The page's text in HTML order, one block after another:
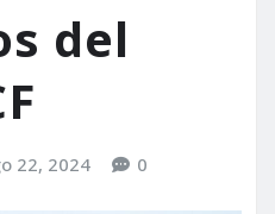
del
22, 2024 0